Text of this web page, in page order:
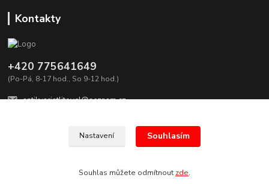
Kontakty
+420 775641649
(Po-Pá, 8-17 hod., So 9-12 hod.)
antikvariatlitovel@seznam.cz
Antikvariát Litovel, všechna práva vyhrazena.
Nastavení Souhlasím
Souhlas můžete odmítnout zde.